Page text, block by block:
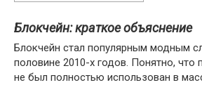
Блокчейн: краткое объяснение
Блокчейн стал популярным модным
половине 2010-х годов. Понятно, что
не был полностью использован в